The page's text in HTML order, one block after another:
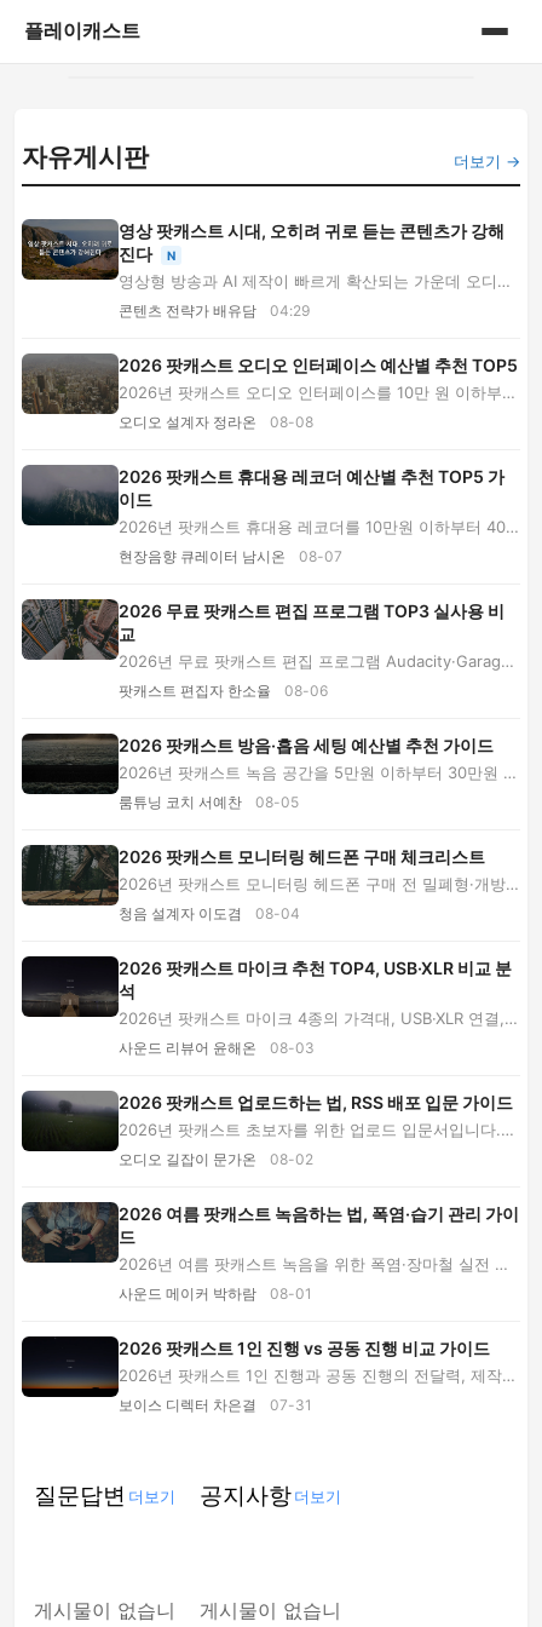
플레이캐스트
게시판
자유게시판
영상 팟캐스트 시대, 오히려 귀로 듣는 콘텐츠가 강해
진다
N
영상형 방송과 AI 제작이 빠르게 확산되는 가운데 오디오
콘텐츠가 다시 강해지는 이유를 분석합니다. ...
콘텐츠 전략가 배유담 04:29
2026 팟캐스트 오디오 인터페이스 예산별 추천 TOP5
2026년 팟캐스트 오디오 인터페이스를 10만 원 이하부터
50만 원 이상까지 비교합니다. 1인·2인 방송별 ...
오디오 설계자 정라온 08-08
2026 팟캐스트 휴대용 레코더 예산별 추천 TOP5 가
이드
2026년 팟캐스트 휴대용 레코더를 10만원 이하부터 40
만원 이상까지 비교합니다. 1인 방송, 2인 인터뷰,...
현장음향 큐레이터 남시온 08-07
2026 무료 팟캐스트 편집 프로그램 TOP3 실사용 비
교
2026년 무료 팟캐스트 편집 프로그램 Audacity·GarageB
and·CapCut을 같은 대화 파일로 사용해 봤습니다....
팟캐스트 편집자 한소율 08-06
2026 팟캐스트 방음·흡음 세팅 예산별 추천 가이드
2026년 팟캐스트 녹음 공간을 5만원 이하부터 30만원 이
상까지 나눠 비교합니다. 방음과 흡음의 차이, ...
룸튜닝 코치 서예찬 08-05
2026 팟캐스트 모니터링 헤드폰 구매 체크리스트
2026년 팟캐스트 모니터링 헤드폰 구매 전 밀폐형·개방
형 차이, 유무선 연결, 임피던스, 착용감, 예산과...
청음 설계자 이도겸 08-04
2026 팟캐스트 마이크 추천 TOP4, USB·XLR 비교 분
석
2026년 팟캐스트 마이크 4종의 가격대, USB·XLR 연결,
음질과 DSP 기능을 비교했습니다. 입문·휴대·홈 ...
사운드 리뷰어 윤해온 08-03
2026 팟캐스트 업로드하는 법, RSS 배포 입문 가이드
2026년 팟캐스트 초보자를 위한 업로드 입문서입니다.
오디오 파일 준비, 호스팅 비용 비교, RSS 피드 ...
오디오 길잡이 문가온 08-02
2026 여름 팟캐스트 녹음하는 법, 폭염·습기 관리 가이
드
2026년 여름 팟캐스트 녹음을 위한 폭염·장마철 실전 가
이드입니다. 에어컨 소음 제거, 마이크 습기 관...
사운드 메이커 박하람 08-01
2026 팟캐스트 1인 진행 vs 공동 진행 비교 가이드
2026년 팟캐스트 1인 진행과 공동 진행의 전달력, 제작
비, 편집 난도, 성장 가능성을 비교합니다. 방송 ...
보이스 디렉터 차은결 07-31
더보기 →
질문답변
게시물이 없습니
더보기 공지사항
게시물이 없습니
더보기